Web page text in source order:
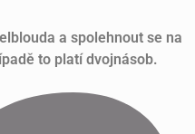
a spolehnout se na
to platí dvojnásob.